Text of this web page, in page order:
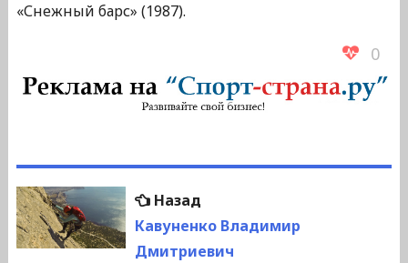
«Снежный барс» (1987).
0
Навигация
по
НазадПредыдущая
запись:
Кавуненко Владимир
Дмитриевич